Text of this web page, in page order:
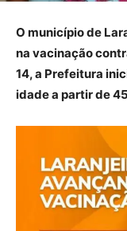
O município de
na vacinação
14, a Prefeitura
idade a partir de